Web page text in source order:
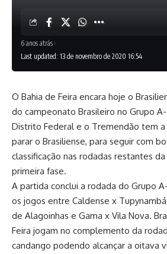
Last updated: 13 de novembro de 2020 16:54
6 anos atrás
O Bahia de Feira encara hoje o
do campeonato Brasileiro no Grupo
Distrito Federal e o Tremendão tem a
parar o Brasiliense, para seguir com
classificação nas rodadas restantes
primeira fase.
A partida conclui a rodada do Grupo
os jogos entre Caldense x
de Alagoinhas e Gama x Vila Nova.
Feira jogam no complemento da
candango podendo alcançar a oitava